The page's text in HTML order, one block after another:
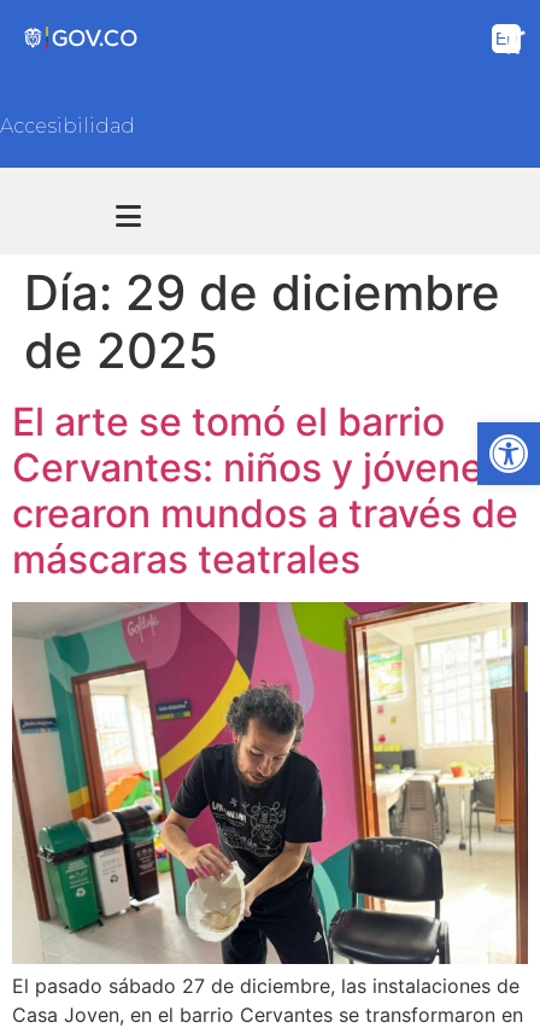
Accesibilidad
Día: 29 de diciembre
de 2025
El arte se tomó el barrio
Cervantes: niños y jóvenes
crearon mundos a través de
máscaras teatrales
El pasado sábado 27 de diciembre, las instalaciones de
Casa Joven, en el barrio Cervantes se transformaron en